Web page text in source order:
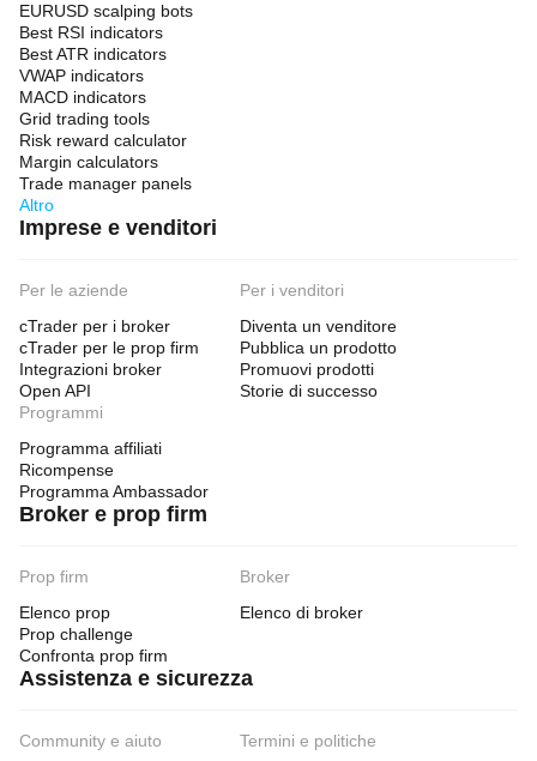
EURUSD scalping bots
Best RSI indicators
Best ATR indicators
VWAP indicators
MACD indicators
Grid trading tools
Risk reward calculator
Margin calculators
Trade manager panels
Altro
Imprese e venditori
Per le aziende
cTrader per i broker
cTrader per le prop firm
Integrazioni broker
Open API
Per i venditori
Diventa un venditore
Pubblica un prodotto
Promuovi prodotti
Storie di successo
Programmi
Programma affiliati
Ricompense
Programma Ambassador
Broker e prop firm
Prop firm
Elenco prop
Prop challenge
Confronta prop firm
Broker
Elenco di broker
Assistenza e sicurezza
Community e aiuto
Termini e politiche